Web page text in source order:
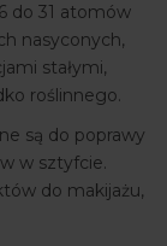
do 31 atomów
nasyconych,
stałymi,
roślinnego.
są do poprawy
w sztyfcie.
do makijażu,